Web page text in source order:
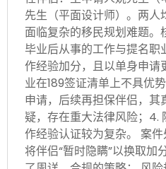
先生（平面设计师）。两
面临复杂的移民规划难题。
毕业后从事的工作与提名
作经验加分，且以单身申请
业在189签证清单上不具优
申请，后续再担保伴侣，
疑，存在重大法律风险；4.
作经验认证较为复杂。 案
将伴侣“暂时隐瞒”以换取加